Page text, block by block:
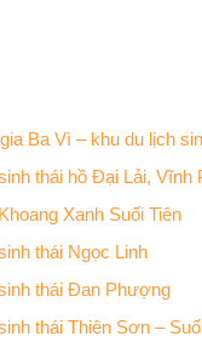
Ba Vì – khu du lịch
thái hồ Đại Lải, Vĩnh
Xanh Suối Tiên
thái Ngọc Linh
thái Đan Phượng
thái Thiên Sơn –